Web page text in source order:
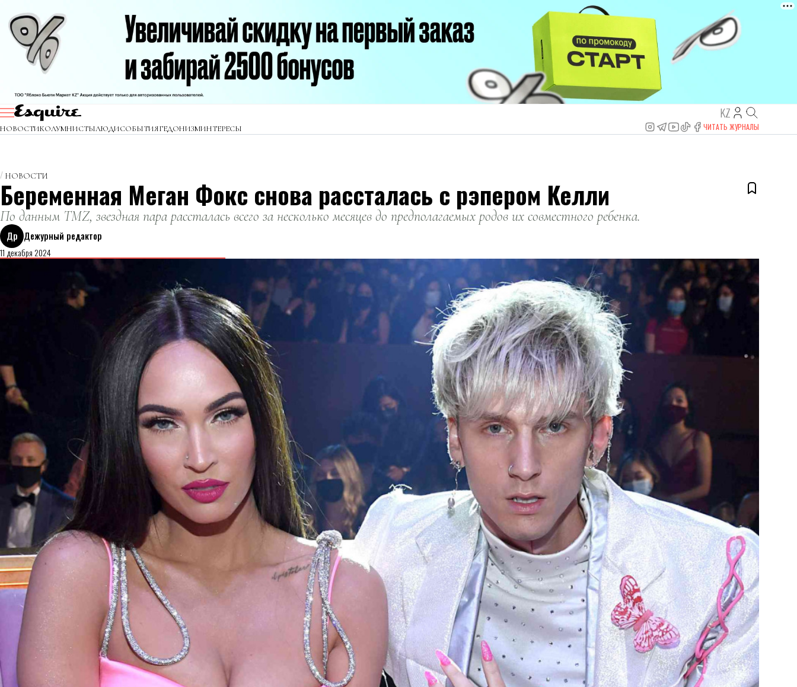
KZ
НОВОСТИКОЛУМНИСТЫЛЮДИСОБЫТИЯГЕДОНИЗМИНТЕРЕСЫ ЧИТАТЬ ЖУРНАЛЫ
НОВОСТИ
Беременная Меган Фокс снова рассталась с рэпером Келли
По данным TMZ, звездная пара рассталась всего за несколько месяцев до предполагаемых родов их совместного ребенка.
Др Дежурный редактор
11 декабря 2024